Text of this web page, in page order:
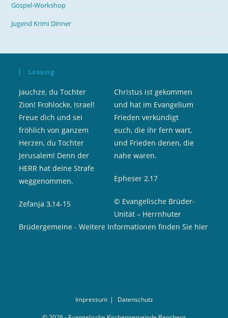
Gospel-Workshop
Jugend Krimi Dinner
Losung
Jauchze, du Tochter
Zion! Frohlocke, Israel!
Freue dich und sei
fröhlich von ganzem
Herzen, du Tochter
Jerusalem! Denn der
HERR hat deine Strafe
weggenommen.
Zefanja 3,14-15
Christus ist gekommen
und hat im Evangelium
Frieden verkündigt
euch, die ihr fern wart,
und Frieden denen, die
nahe waren.
Epheser 2,17
© Evangelische Brüder-
Unität – Herrnhuter
Brüdergemeine -Weitere Informationen finden Sie hier
Impressum Datenschutz